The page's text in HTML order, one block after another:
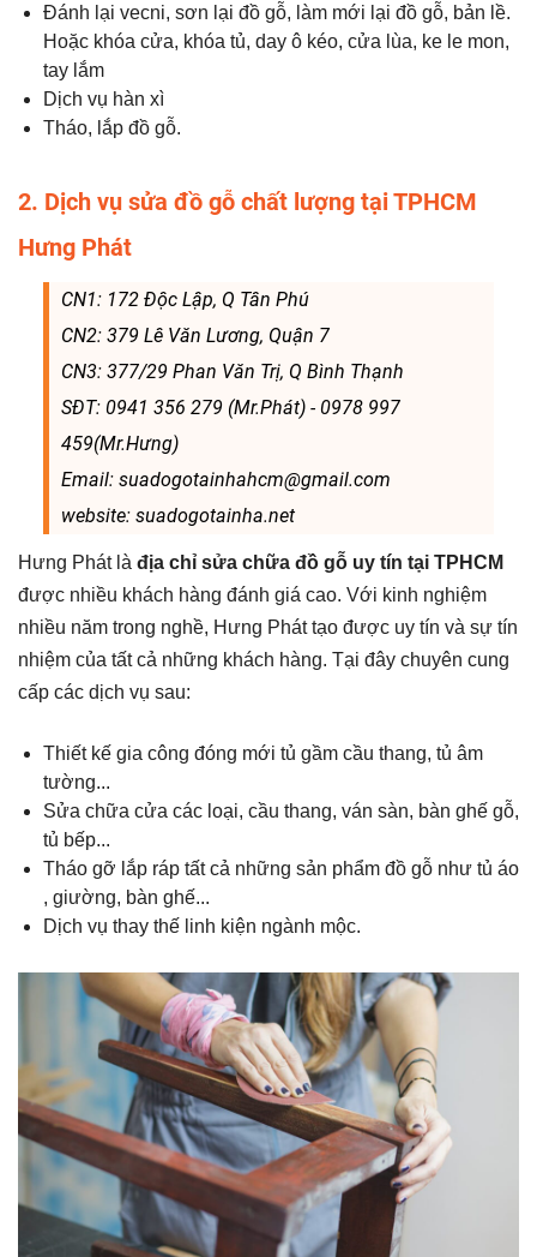
Đánh lại vecni, sơn lại đồ gỗ, làm mới lại đồ gỗ, bản lề.
Hoặc khóa cửa, khóa tủ, day ô kéo, cửa lùa, ke le mon,
tay lắm
Dịch vụ hàn xì
Tháo, lắp đồ gỗ.
2. Dịch vụ sửa đồ gỗ chất lượng tại TPHCM
Hưng Phát
CN1: 172 Độc Lập, Q Tân Phú
CN2: 379 Lê Văn Lương, Quận 7
CN3: 377/29 Phan Văn Trị, Q Bình Thạnh
SĐT: 0941 356 279 (Mr.Phát) - 0978 997
459(Mr.Hưng)
Email: suadogotainhahcm@gmail.com
website: suadogotainha.net
Hưng Phát là địa chỉ sửa chữa đồ gỗ uy tín tại TPHCM
được nhiều khách hàng đánh giá cao. Với kinh nghiệm
nhiều năm trong nghề, Hưng Phát tạo được uy tín và sự tín
nhiệm của tất cả những khách hàng. Tại đây chuyên cung
cấp các dịch vụ sau:
Thiết kế gia công đóng mới tủ gầm cầu thang, tủ âm
tường...
Sửa chữa cửa các loại, cầu thang, ván sàn, bàn ghế gỗ,
tủ bếp...
Tháo gỡ lắp ráp tất cả những sản phẩm đồ gỗ như tủ áo
, giường, bàn ghế...
Dịch vụ thay thế linh kiện ngành mộc.